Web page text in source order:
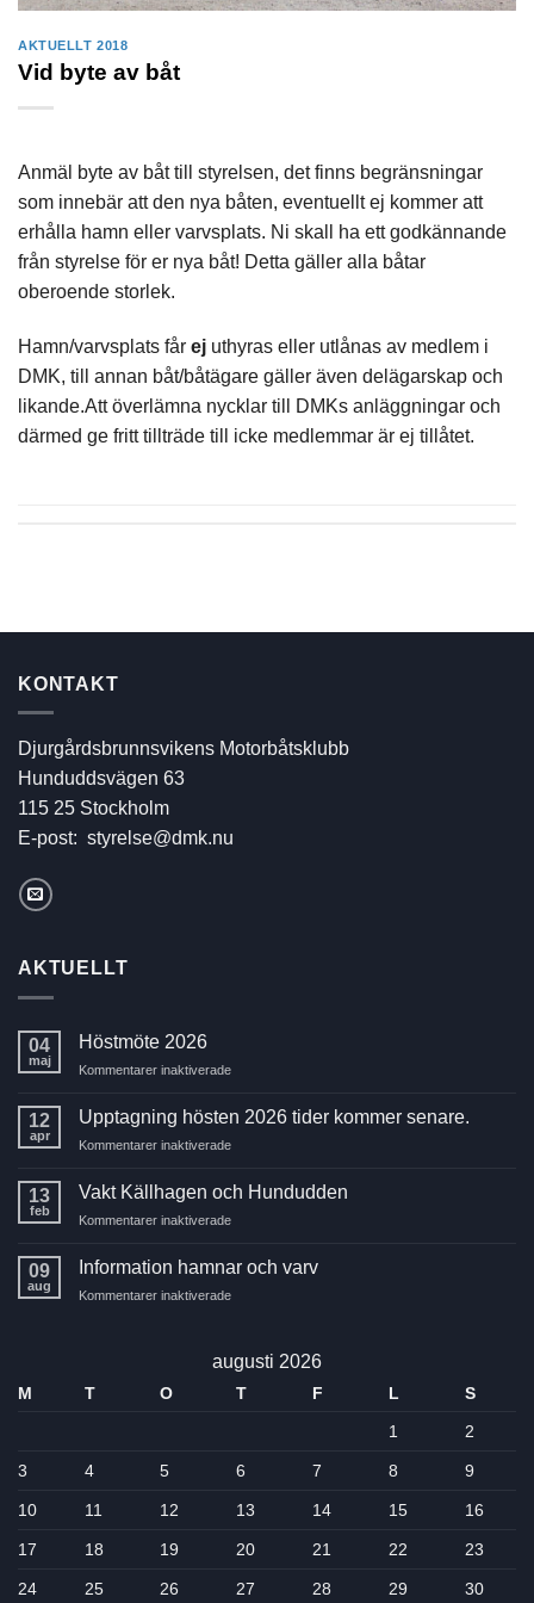
AKTUELLT 2018
Vid byte av båt
Anmäl byte av båt till styrelsen, det finns begränsningar
som innebär att den nya båten, eventuellt ej kommer att
erhålla hamn eller varvsplats. Ni skall ha ett godkännande
från styrelse för er nya båt! Detta gäller alla båtar
oberoende storlek.
Hamn/varvsplats får ej uthyras eller utlånas av medlem i
DMK, till annan båt/båtägare gäller även delägarskap och
likande.Att överlämna nycklar till DMKs anläggningar och
därmed ge fritt tillträde till icke medlemmar är ej tillåtet.
KONTAKT
Djurgårdsbrunnsvikens Motorbåtsklubb
Hunduddsvägen 63
115 25 Stockholm
E-post: styrelse@dmk.nu
AKTUELLT
04
maj
Höstmöte 2026
Kommentarer inaktiveradeför
2026
12
apr
Upptagning hösten 2026 tider kommer senare.
Kommentarer inaktiveradeför
hösten
tider
senare.
13
feb
Vakt Källhagen och Hundudden
Kommentarer inaktiveradeför
Källhagen
Hundudden
09
aug
Information hamnar och varv
Kommentarer inaktiveradeför
och
varv
augusti 2026
M T O T F L
S
1
2
3 4 5 6 7 8 9
10 11 12 13 14 15 16
17 18 19 20 21 22 23
24 25 26 27 28 29 30